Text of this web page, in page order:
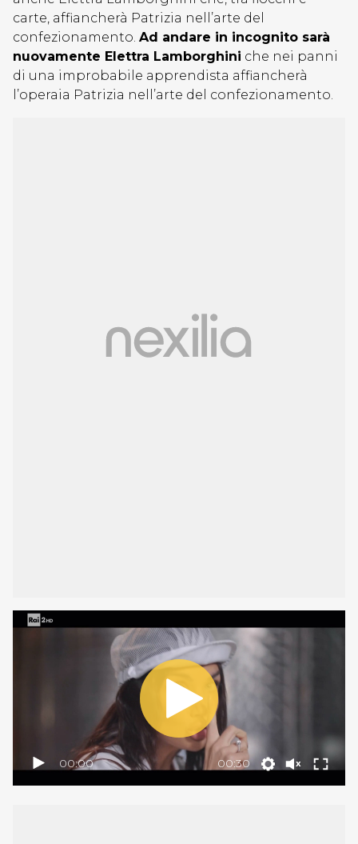
carte, affiancherà Patrizia nell’arte del
confezionamento. Ad andare in incognito sarà
nuovamente Elettra Lamborghini che nei panni
di una improbabile apprendista affiancherà
l’operaia Patrizia nell’arte del confezionamento.
00:00 00:30